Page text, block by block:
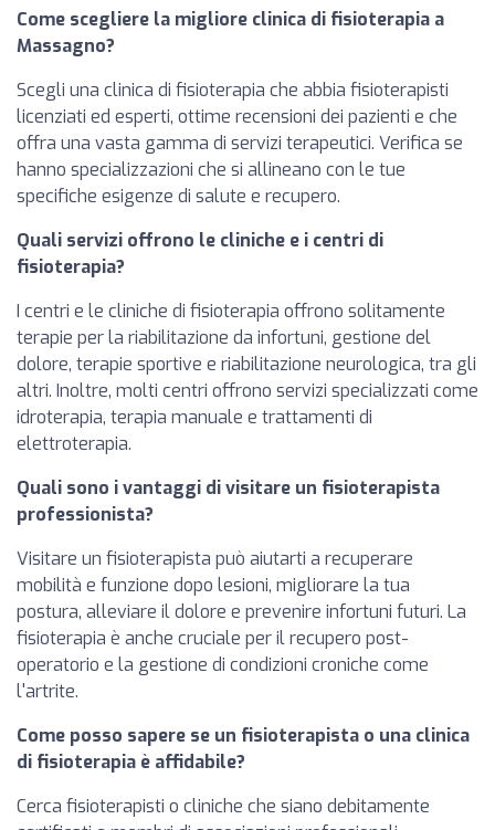
Come scegliere la migliore clinica di fisioterapia a
Massagno?
Scegli una clinica di fisioterapia che abbia fisioterapisti
licenziati ed esperti, ottime recensioni dei pazienti e che
offra una vasta gamma di servizi terapeutici. Verifica se
hanno specializzazioni che si allineano con le tue
specifiche esigenze di salute e recupero.
Quali servizi offrono le cliniche e i centri di
fisioterapia?
I centri e le cliniche di fisioterapia offrono solitamente
terapie per la riabilitazione da infortuni, gestione del
dolore, terapie sportive e riabilitazione neurologica, tra gli
altri. Inoltre, molti centri offrono servizi specializzati come
idroterapia, terapia manuale e trattamenti di
elettroterapia.
Quali sono i vantaggi di visitare un fisioterapista
professionista?
Visitare un fisioterapista può aiutarti a recuperare
mobilità e funzione dopo lesioni, migliorare la tua
postura, alleviare il dolore e prevenire infortuni futuri. La
fisioterapia è anche cruciale per il recupero post-
operatorio e la gestione di condizioni croniche come
l'artrite.
Come posso sapere se un fisioterapista o una clinica
di fisioterapia è affidabile?
Cerca fisioterapisti o cliniche che siano debitamente